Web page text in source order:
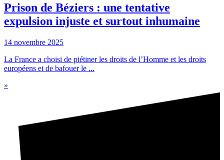
Prison de Béziers : une tentative
expulsion injuste et surtout inhumaine
14 novembre 2025
La France a choisi de piétiner les droits de l’Homme et les droits
européens et de bafouer le ...
»